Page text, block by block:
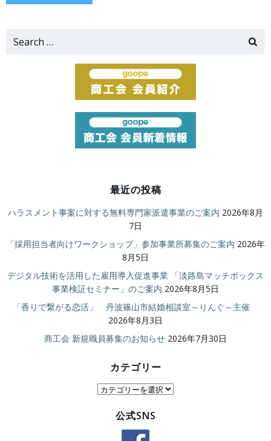
Search
最近の投稿
ハラスメント事案に対する無料専門家派遣事業のご案内 2026年8月
7日
「採用担当者向けワークショップ」参加事業所募集のご案内 2026年
8月5日
デジタル技術を活用した雇用導入促進事業 「淡路島マッチボックス
事業検証セミナー」のご案内 2026年8月5日
「香りで繋がる恋活」 丹波篠山市結婚相談室～りんぐ～主催
2026年8月3日
商工会 新規職員募集のお知らせ 2026年7月30日
カテゴリー
カ
公式SNS